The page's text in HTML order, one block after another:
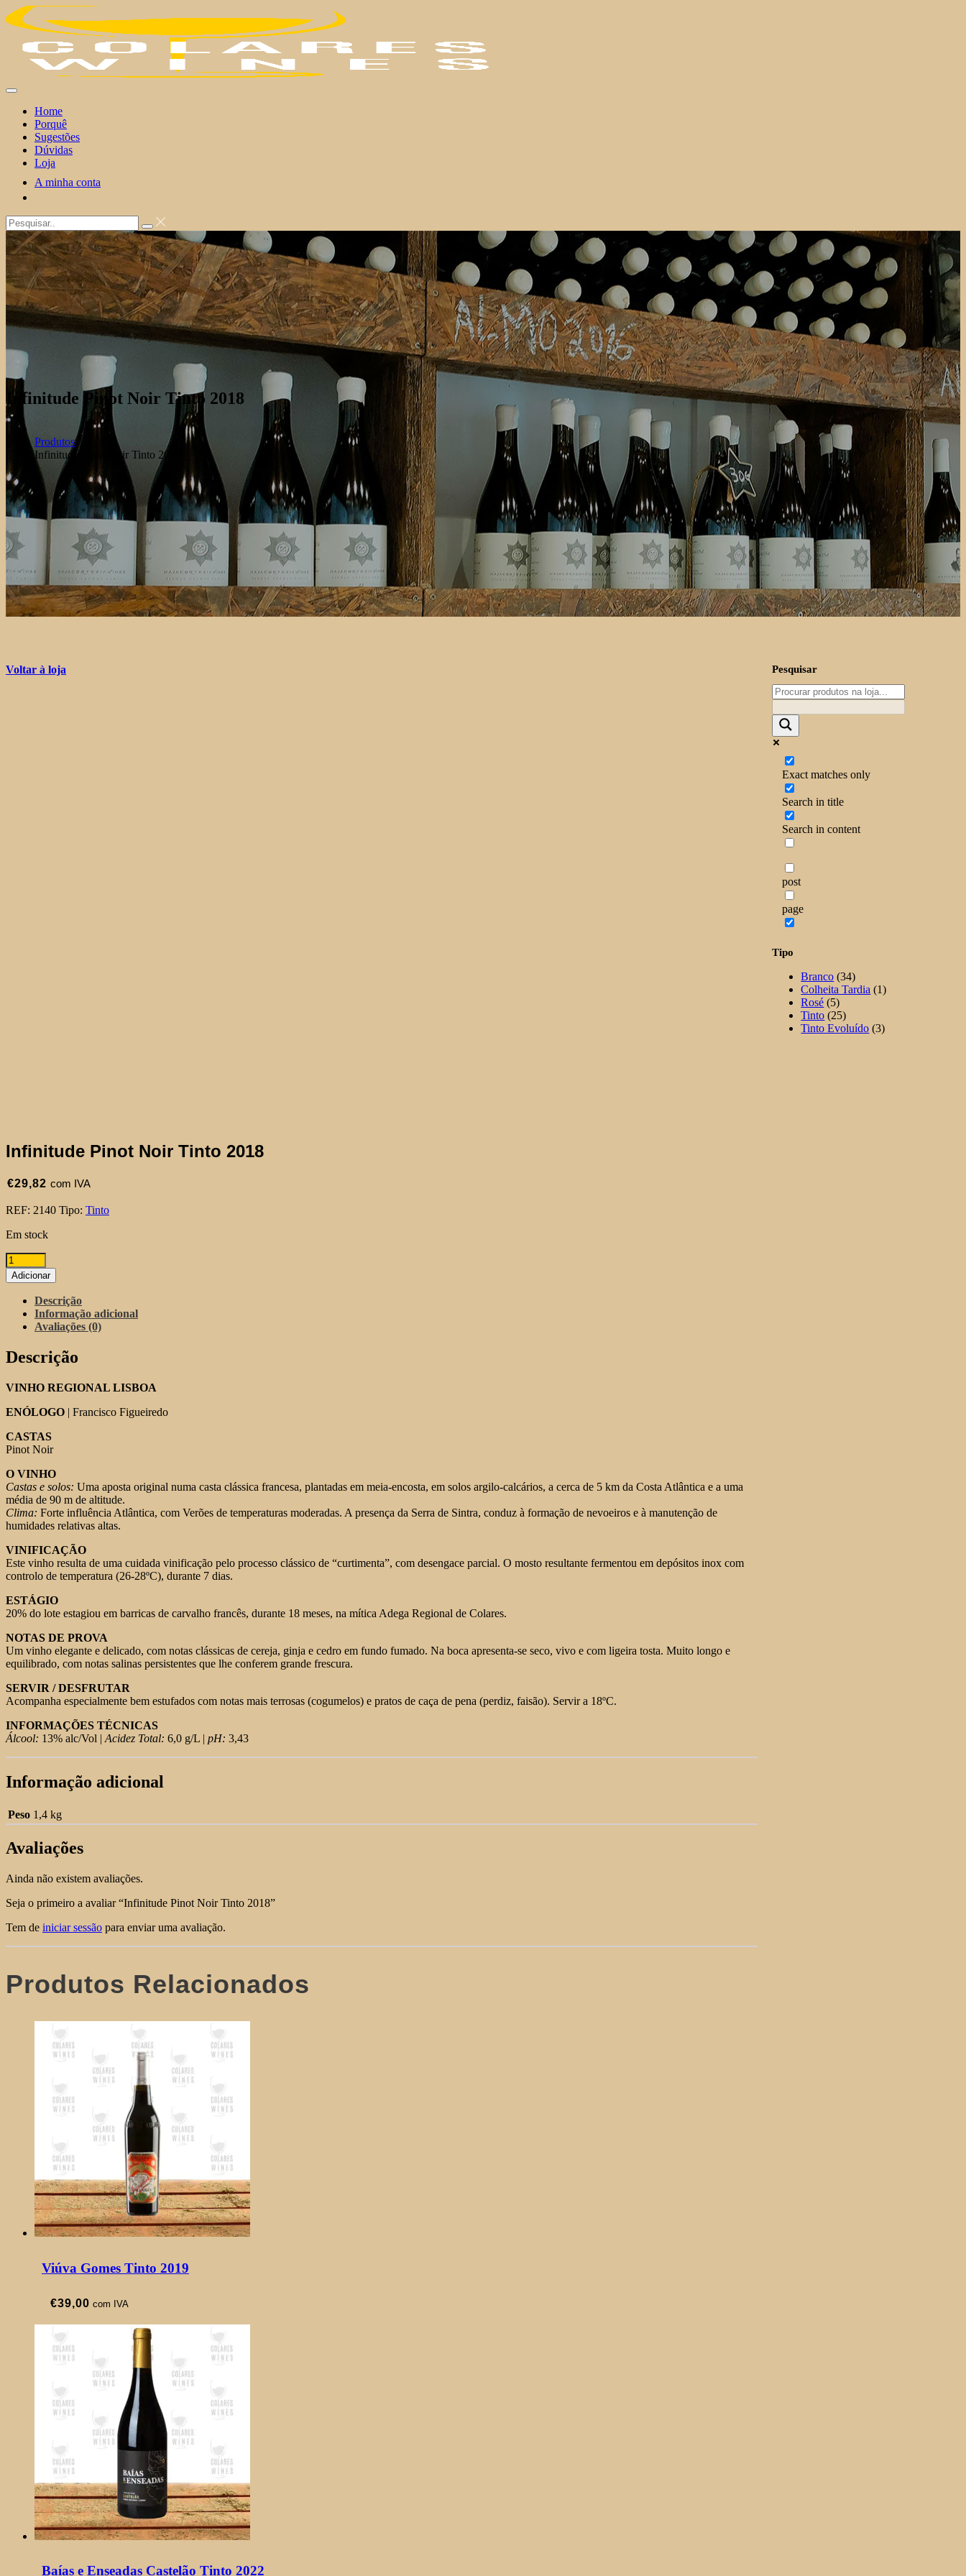
Skip
to
Home
Porquê
Sugestões
Dúvidas
Loja
A minha conta
Infinitude Pinot Noir Tinto 2018
Produtos
Infinitude Pinot Noir Tinto 2018
Voltar à loja
Infinitude Pinot Noir Tinto 2018
€29,82 com IVA
REF: 2140 Tipo: Tinto
Em stock
Quantidade
de
Infinitude
Pinot
Noir
Tinto
Adicionar
Descrição
Informação adicional
Avaliações (0)
Descrição
VINHO REGIONAL LISBOA
ENÓLOGO | Francisco Figueiredo
CASTAS
Pinot Noir
O VINHO
Castas e solos: Uma aposta original numa casta clássica francesa, plantadas em meia-encosta, em solos argilo-calcários, a cerca de 5 km da Costa Atlântica e a uma
média de 90 m de altitude.
Clima: Forte influência Atlântica, com Verões de temperaturas moderadas. A presença da Serra de Sintra, conduz à formação de nevoeiros e à manutenção de
humidades relativas altas.
VINIFICAÇÃO
Este vinho resulta de uma cuidada vinificação pelo processo clássico de “curtimenta”, com desengace parcial. O mosto resultante fermentou em depósitos inox com
controlo de temperatura (26-28ºC), durante 7 dias.
ESTÁGIO
20% do lote estagiou em barricas de carvalho francês, durante 18 meses, na mítica Adega Regional de Colares.
NOTAS DE PROVA
Um vinho elegante e delicado, com notas clássicas de cereja, ginja e cedro em fundo fumado. Na boca apresenta-se seco, vivo e com ligeira tosta. Muito longo e
equilibrado, com notas salinas persistentes que lhe conferem grande frescura.
SERVIR / DESFRUTAR
Acompanha especialmente bem estufados com notas mais terrosas (cogumelos) e pratos de caça de pena (perdiz, faisão). Servir a 18ºC.
INFORMAÇÕES TÉCNICAS
Álcool: 13% alc/Vol | Acidez Total: 6,0 g/L | pH: 3,43
Informação adicional
Peso 1,4 kg
Avaliações
Ainda não existem avaliações.
Seja o primeiro a avaliar “Infinitude Pinot Noir Tinto 2018”
Tem de iniciar sessão para enviar uma avaliação.
Pesquisar
Exact matches only
Search in title
Search in content
post
page
Tipo
Branco (34)
Colheita Tardia (1)
Rosé (5)
Tinto (25)
Tinto Evoluído (3)
Produtos Relacionados
Viúva Gomes Tinto 2019
€39,00 com IVA
Baías e Enseadas Castelão Tinto 2022